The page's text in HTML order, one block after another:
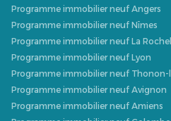
Programme immobilier neuf Angers
Programme immobilier neuf Nîmes
Programme immobilier neuf La
Programme immobilier neuf Lyon
Programme immobilier neuf Thonon-
Programme immobilier neuf Avignon
Programme immobilier neuf Amiens